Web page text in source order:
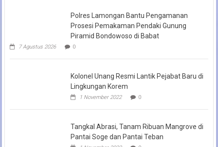
Polres Lamongan Bantu Pengamanan
Prosesi Pemakaman Pendaki Gunung
Piramid Bondowoso di Babat
7 Agustus 2026 0
Kolonel Unang Resmi Lantik Pejabat Baru di
Lingkungan Korem
1 November 2022 0
Tangkal Abrasi, Tanam Ribuan Mangrove di
Pantai Soge dan Pantai Teban